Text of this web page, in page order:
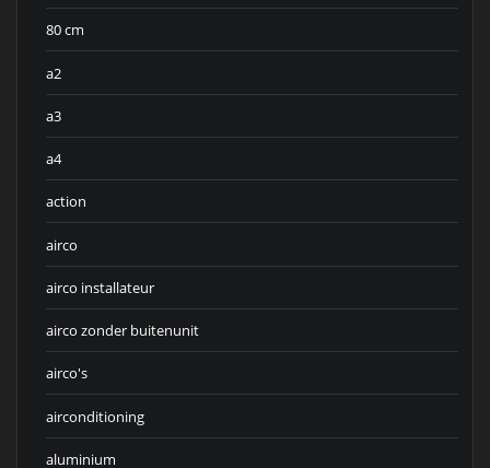
80 cm
a2
a3
a4
action
airco
airco installateur
airco zonder buitenunit
airco's
airconditioning
aluminium